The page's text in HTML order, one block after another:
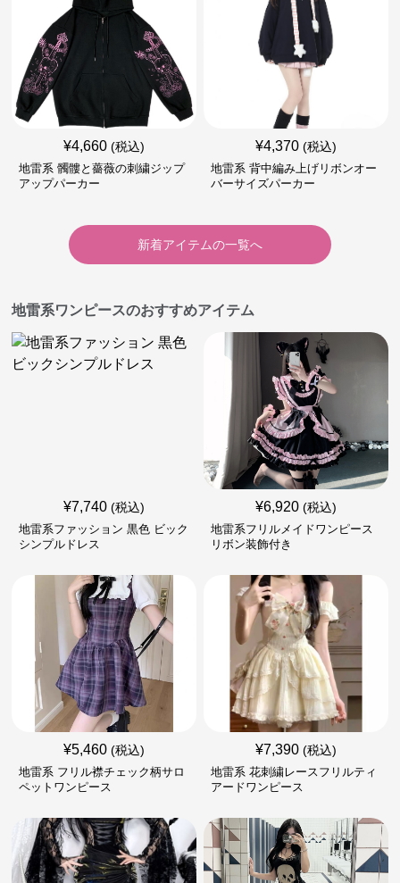
¥4,660 (税込)
地雷系 髑髏と薔薇の刺繍ジップ
アップパーカー
¥4,370 (税込)
地雷系 背中編み上げリボンオー
バーサイズパーカー
新着アイテムの一覧へ
地雷系ワンピースのおすすめアイテム
¥7,740 (税込)
地雷系ファッション 黒色 ビック
シンプルドレス
¥6,920 (税込)
地雷系フリルメイドワンピース
リボン装飾付き
¥5,460 (税込)
地雷系 フリル襟チェック柄サロ
ペットワンピース
¥7,390 (税込)
地雷系 花刺繍レースフリルティ
アードワンピース